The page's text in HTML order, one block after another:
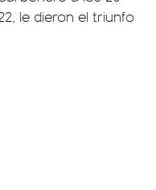
le dieron el triunfo